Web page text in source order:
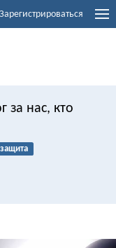
Зарегистрироваться
за нас, кто
защита